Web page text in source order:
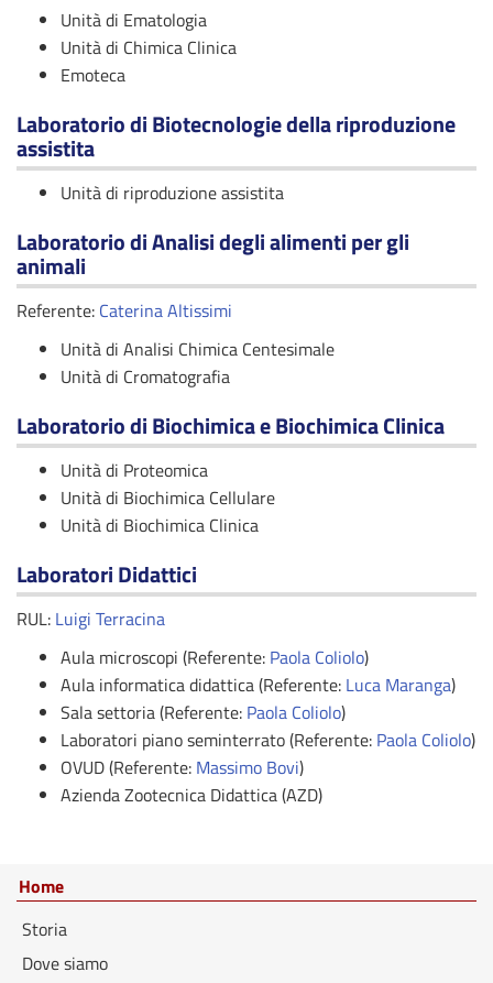
Unità di Ematologia
Unità di Chimica Clinica
Emoteca
Laboratorio di Biotecnologie della riproduzione
assistita
Unità di riproduzione assistita
Laboratorio di Analisi degli alimenti per gli
animali
Referente: Caterina Altissimi
Unità di Analisi Chimica Centesimale
Unità di Cromatografia
Laboratorio di Biochimica e Biochimica Clinica
Unità di Proteomica
Unità di Biochimica Cellulare
Unità di Biochimica Clinica
Laboratori Didattici
RUL: Luigi Terracina
Aula microscopi (Referente: Paola Coliolo)
Aula informatica didattica (Referente: Luca Maranga)
Sala settoria (Referente: Paola Coliolo)
Laboratori piano seminterrato (Referente: Paola Coliolo)
OVUD (Referente: Massimo Bovi)
Azienda Zootecnica Didattica (AZD)
Home
Storia
Dove siamo